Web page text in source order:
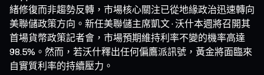
緒修復而非趨勢反轉，市場核心關注已從地緣政治迅速轉向
美聯儲政策方向。新任美聯儲主席凱文·沃什本週將召開其
首場貨幣政策記者會，市場預期維持利率不變的機率高達
98.5%。然而，若沃什釋出任何偏鷹派訊號，黃金將面臨來
自實質利率的持續壓力。